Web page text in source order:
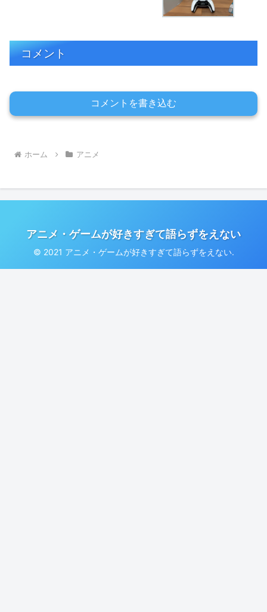
コメント
コメントを書き込む
ホーム アニメ
アニメ・ゲームが好きすぎて語らずをえない
© 2021 アニメ・ゲームが好きすぎて語らずをえない.